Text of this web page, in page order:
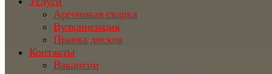
Аргоновая сварка
Вулканизация
Правка дисков
Контакты
Вакансии